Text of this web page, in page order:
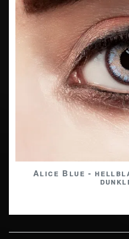
Alice Blue -